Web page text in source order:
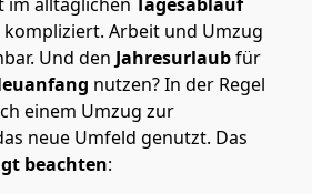
Arbeit und Umzug
Und den Jahresurlaubfür
nutzen? In der Regel
einem Umzug zur
neue Umfeld genutzt. Das
beachten: